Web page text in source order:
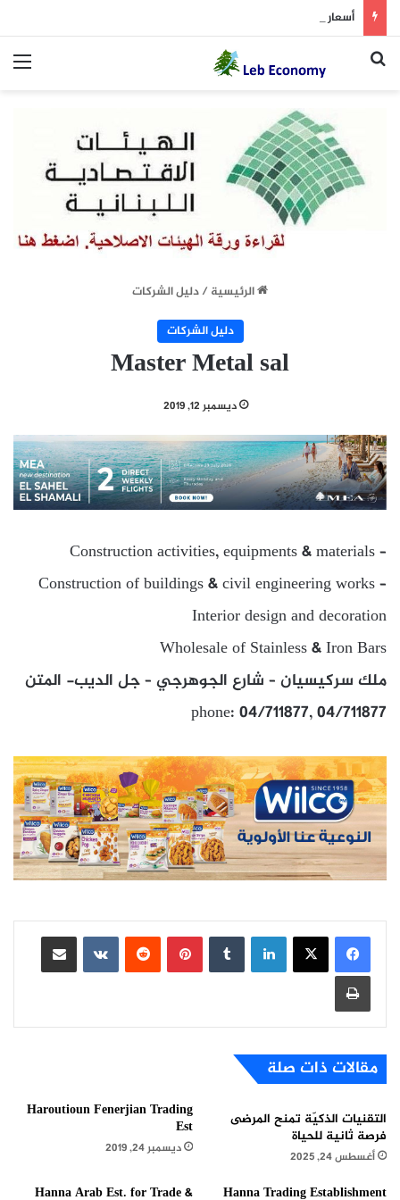
بحث عن
الرئيسية/دليل الشركات
دليل الشركات
Master Metal sal
ديسمبر 12, 2019
Construction activities, equipments & materials –
Construction of buildings & civil engineering works –
Interior design and decoration
Wholesale of Stainless & Iron Bars
ملك سركيسيان – شارع الجوهرجي – جل الديب- المتن
phone: 04/711877, 04/711877
لينكدإن بينتيريست
مشاركة عبر البريد
طباعة
مقالات ذات صلة
التقنيات الذكيّة تمنح المرضى
فرصة ثانية للحياة
أغسطس 24, 2025
Haroutioun Fenerjian Trading
Est
ديسمبر 24, 2019
Hanna Trading Establishment
Hanna Arab Est. for Trade &